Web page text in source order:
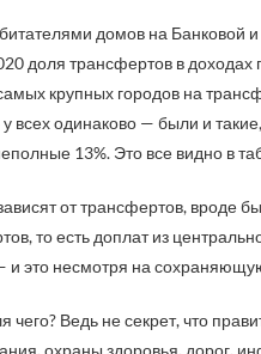
домов на Банковой
доля трансфертов в
крупных городов на
одинаково — были и
13%. Это все видно в
от трансфертов, вроде
то есть доплат из
и это несмотря на
Ведь не секрет, что
охраны здоровья, дорог,